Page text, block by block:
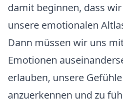
damit beginnen, dass
unsere emotionalen
Dann müssen wir uns
Emotionen
erlauben, unsere
anzuerkennen und zu